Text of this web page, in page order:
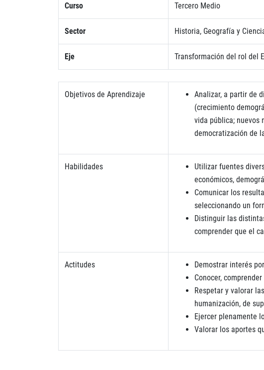
Curso Tercero Medio
Sector Historia, Geografía y
Eje Transformación del rol del
Objetivos de Aprendizaje
Analizar, a partir de
(crecimiento
vida pública; nuevos
democratización de
Habilidades
Utilizar fuentes
económicos,
Comunicar los
seleccionando un
Distinguir las
comprender que el
Actitudes
Demostrar interés
Conocer,
Respetar y valorar
humanización, de
Ejercer plenamente
Valorar los aportes